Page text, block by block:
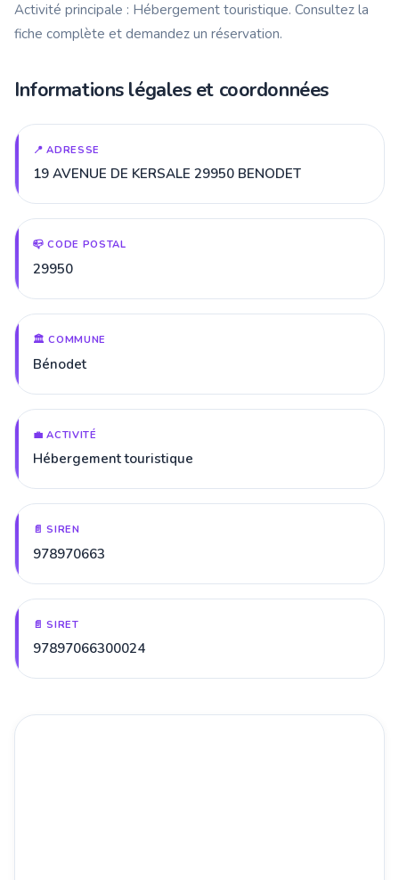
Activité principale : Hébergement touristique. Consultez la
fiche complète et demandez un réservation.
Informations légales et coordonnées
📍 ADRESSE
19 AVENUE DE KERSALE 29950 BENODET
📪 CODE POSTAL
29950
🏛️ COMMUNE
Bénodet
💼 ACTIVITÉ
Hébergement touristique
📄 SIREN
978970663
📄 SIRET
97897066300024